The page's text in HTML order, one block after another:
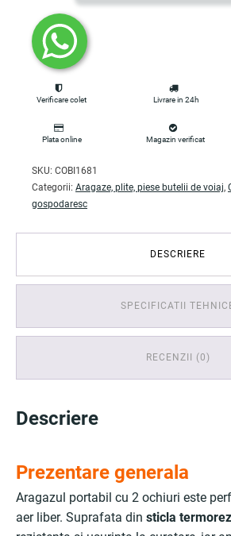
Verificare colet Livrare in 24h
Plata online Magazin verificat
SKU: COBI1681
Categorii: Aragaze, plite, piese butelii de voiaj,
gospodaresc
DESCRIERE
SPECIFICATII
RECENZII (0)
Descriere
Prezentare generala
Aragazul portabil cu 2 ochiuri este
aer liber. Suprafata din sticla